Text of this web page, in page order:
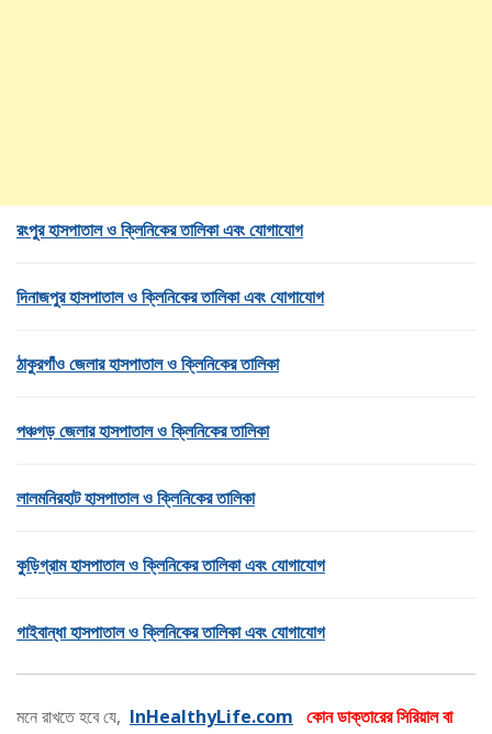
রংপুর হাসপাতাল ও ক্লিনিকের তালিকা এবং যোগাযোগ
দিনাজপুর হাসপাতাল ও ক্লিনিকের তালিকা এবং যোগাযোগ
ঠাকুরগাঁও জেলার হাসপাতাল ও ক্লিনিকের তালিকা
পঞ্চগড় জেলার হাসপাতাল ও ক্লিনিকের তালিকা
লালমনিরহাট হাসপাতাল ও ক্লিনিকের তালিকা
কুড়িগ্রাম হাসপাতাল ও ক্লিনিকের তালিকা এবং যোগাযোগ
গাইবান্ধা হাসপাতাল ও ক্লিনিকের তালিকা এবং যোগাযোগ
মনে রাখতে হবে যে, InHealthyLife.com কোন ডাক্তারের সিরিয়াল বা